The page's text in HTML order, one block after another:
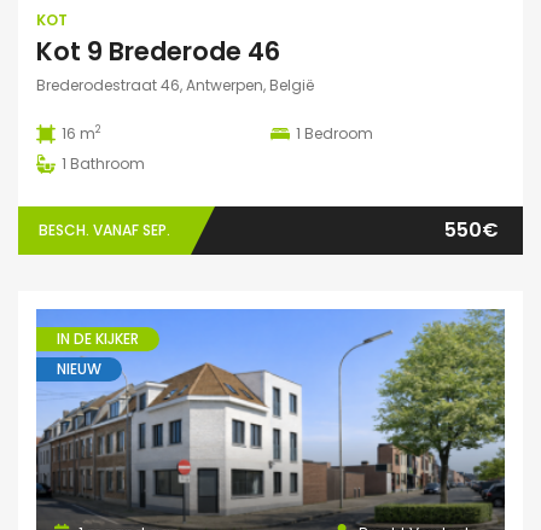
KOT
Kot 9 Brederode 46
Brederodestraat 46, Antwerpen, België
16 m2 1 Bedroom
1 Bathroom
BESCH. VANAF SEP. 550€
IN DE KIJKER
NIEUW